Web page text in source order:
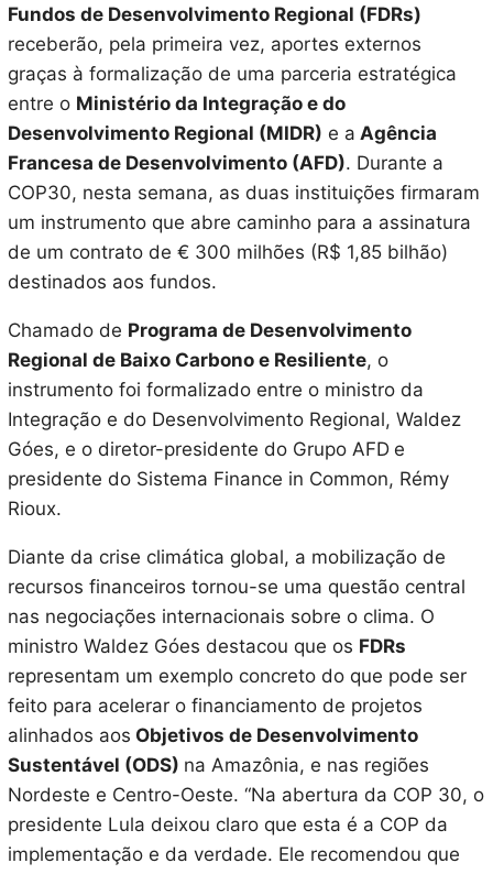
Fundos de Desenvolvimento Regional (FDRs)
receberão, pela primeira vez, aportes externos
graças à formalização de uma parceria estratégica
entre o Ministério da Integração e do
Desenvolvimento Regional (MIDR) e a Agência
Francesa de Desenvolvimento (AFD). Durante a
COP30, nesta semana, as duas instituições firmaram
um instrumento que abre caminho para a assinatura
de um contrato de € 300 milhões (R$ 1,85 bilhão)
destinados aos fundos.
Chamado de Programa de Desenvolvimento
Regional de Baixo Carbono e Resiliente, o
instrumento foi formalizado entre o ministro da
Integração e do Desenvolvimento Regional, Waldez
Góes, e o diretor-presidente do Grupo AFD e
presidente do Sistema Finance in Common, Rémy
Rioux.
Diante da crise climática global, a mobilização de
recursos financeiros tornou-se uma questão central
nas negociações internacionais sobre o clima. O
ministro Waldez Góes destacou que os FDRs
representam um exemplo concreto do que pode ser
feito para acelerar o financiamento de projetos
alinhados aos Objetivos de Desenvolvimento
Sustentável (ODS) na Amazônia, e nas regiões
Nordeste e Centro-Oeste. “Na abertura da COP 30, o
presidente Lula deixou claro que esta é a COP da
implementação e da verdade. Ele recomendou que